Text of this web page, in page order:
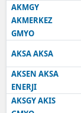
AKMGY
AKMERKEZ
GMYO
AKSA AKSA
AKSEN AKSA
ENERJI
AKSGY AKIS